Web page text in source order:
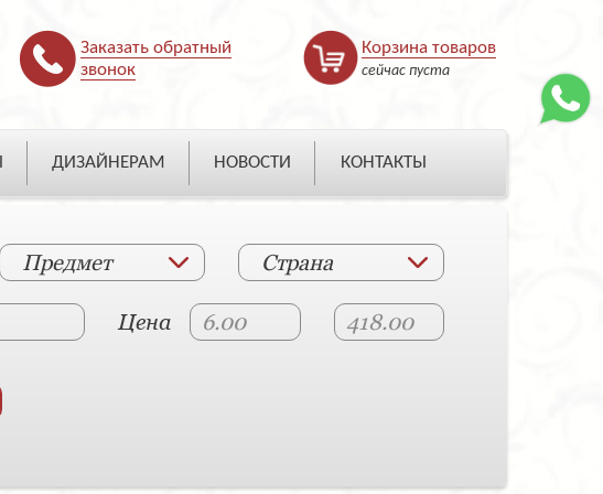
Заказать обратный
звонок
Корзина товаров
сейчас пуста
ДИЗАЙНЕРАМ НОВОСТИ КОНТАКТЫ
Предмет Страна
Цена